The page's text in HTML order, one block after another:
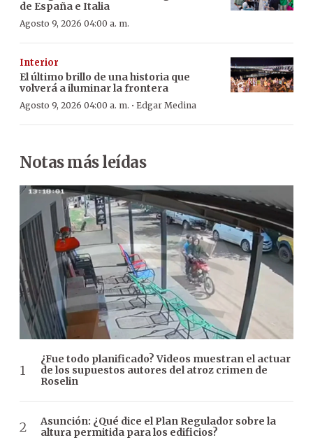
de España e Italia
Agosto 9, 2026 04:00 a. m.
Interior
El último brillo de una historia que
volverá a iluminar la frontera
Agosto 9, 2026 04:00 a. m. · Edgar Medina
Notas más leídas
¿Fue todo planificado? Videos muestran el actuar
de los supuestos autores del atroz crimen de
Roselin
Asunción: ¿Qué dice el Plan Regulador sobre la
altura permitida para los edificios?